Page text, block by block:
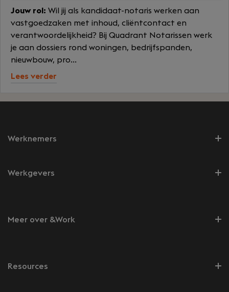
Jouw rol: Wil jij als kandidaat-notaris werken aan
vastgoedzaken met inhoud, cliëntcontact en
verantwoordelijkheid? Bij Quadrant Notarissen werk
je aan dossiers rond woningen, bedrijfspanden,
nieuwbouw, pro...
Lees verder
Werknemers
Werkgevers
Meer over &Work
Resources